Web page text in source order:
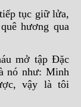
tục giữ lửa,
hương qua
mở tập Đặc
nó như: Minh
vậy là tôi